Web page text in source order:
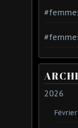
2026
Février